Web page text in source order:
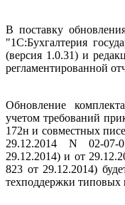
В поставку
"1С:Бухгалтерия
(версия 1.0.31) и
регламентированной
Обновление
учетом требований
172н и совместных
29.12.2014 N 02-07-
29.12.2014) и от
823 от 29.12.2014)
техподдержки типовых